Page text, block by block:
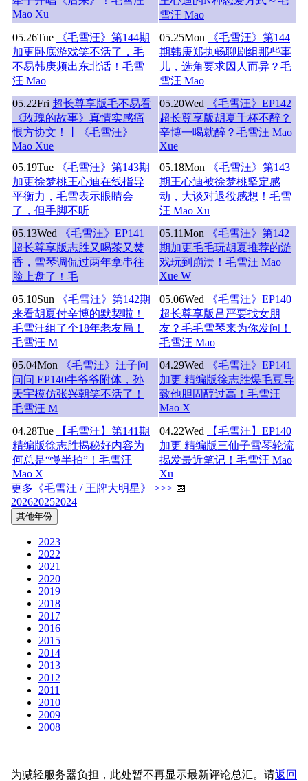
Mao Xu
雪汪 Mao
05.26Tue
《毛雪汪》第144期
加更卧底游戏笑不活了，毛
不易韩庚频出东北话！毛雪
汪 Mao
05.25Mon
《毛雪汪》第144
期韩庚郑执畅聊剧组那些事
儿，选角要求因人而异？毛
雪汪 Mao
05.22Fri 超长尊享版毛不易看
《玫瑰的故事》真情实感痛
恨方协文！丨《毛雪汪》
Mao Xue
05.20Wed
《毛雪汪》EP142
超长尊享版胡夏千杯不醉？
辛博一喝就醉？毛雪汪 Mao
Xue
05.19Tue
《毛雪汪》第143期
加更徐梦桃王心迪在线指导
平衡力，毛雪表示眼睛会
了，但手脚不听
05.18Mon
《毛雪汪》第143
期王心迪被徐梦桃坚定感
动，大谈对退役感想！毛雪
汪 Mao Xu
05.13Wed
《毛雪汪》EP141
超长尊享版志胜又喝茶又焚
香，雪琴调侃过两年拿串往
脸上盘了！毛
05.11Mon
《毛雪汪》第142
期加更毛毛玩胡夏推荐的游
戏玩到崩溃！毛雪汪 Mao
Xue W
05.10Sun
《毛雪汪》第142期
来看胡夏付辛博的默契啦！
毛雪汪组了个18年老友局！
毛雪汪 M
05.06Wed
《毛雪汪》EP140
超长尊享版吕严要找女朋
友？毛毛雪琴来为你发问！
毛雪汪 Mao
05.04Mon
《毛雪汪》汪子问
问问 EP140牛爷爷附体，孙
天宇模仿张兴朝笑不活了！
毛雪汪 M
04.29Wed
《毛雪汪》EP141
加更 精编版徐志胜爆毛豆导
致他胆固醇过高！毛雪汪
Mao X
04.28Tue
【毛雪汪】第141期
精编版徐志胜揭秘好内容为
何总是“慢半拍”！毛雪汪
Mao X
04.22Wed
【毛雪汪】EP140
加更 精编版三仙子雪琴轮流
揭发最近笔记！毛雪汪 Mao
Xu
更多《毛雪汪 / 王牌大明星》 >>> 📅
202620252024
其他年份
2023
2022
2021
2020
2019
2018
2017
2016
2015
2014
2013
2012
2011
2010
2009
2008
为减轻服务器负担，此处暂不再显示最新评论总汇。请返回